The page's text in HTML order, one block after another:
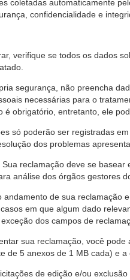
coletadas automaticamente
confidencialidade e
verifique se todos os dados
segurança, não preencha
necessárias para o
é obrigatório, entretanto, ele
só poderão ser registradas
dos problemas
Sua reclamação deve se
análise dos órgãos gestores
andamento de sua reclamação
em que algum dado
dos campos de
sua reclamação, você
de 5 anexos de 1 MB cada) e
de edição e/ou